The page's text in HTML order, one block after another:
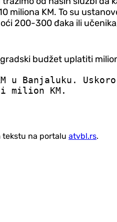
miliona KM. To su
200-300 đaka ili
budžet uplatiti
Banjaluku. Uskoro
milion KM.
tekstu na portalu atvbl.rs.